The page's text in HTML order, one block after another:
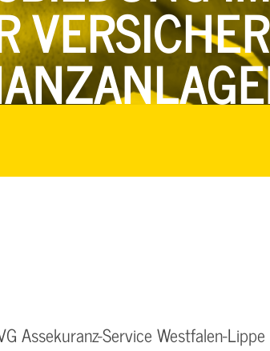
Assekuranz-Service Westfalen-